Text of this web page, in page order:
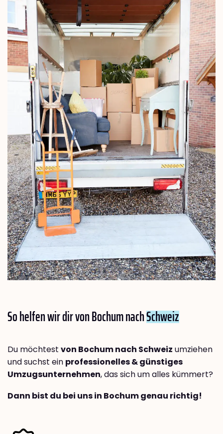
So helfen wir dir von Bochum nachSchweiz
Du möchtest von Bochum nach Schweiz umziehen
und suchst ein professionelles & günstiges
Umzugsunternehmen, das sich um alles kümmert?
Dann bist du bei uns in Bochum genau richtig!